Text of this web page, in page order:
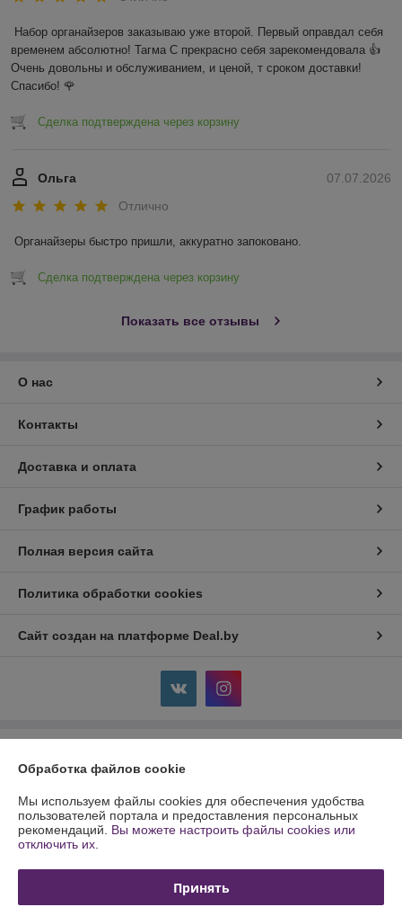
Набор органайзеров заказываю уже второй. Первый оправдал себя
временем абсолютно! Тагма С прекрасно себя зарекомендовала 👍
Очень довольны и обслуживанием, и ценой, т сроком доставки!
Спасибо! 🌹
Сделка подтверждена через корзину
07.07.2026
Ольга
Отлично
Органайзеры быстро пришли, аккуратно запоковано.
Сделка подтверждена через корзину
Показать все отзывы
О нас
Контакты
Доставка и оплата
График работы
Полная версия сайта
Политика обработки cookies
Сайт создан на платформе Deal.by
Александрович
Минский р-н, п. Лесной, 19-174
Регистрационный номер ЕГР: 691754461
УНП: 691754461
Регистрационный орган: Минский районный исполнительный комитет
Обработка файлов cookie
Мы используем файлы cookies для обеспечения удобства
пользователей портала и предоставления персональных
рекомендаций. Вы можете настроить файлы cookies или
отключить их.
Принять